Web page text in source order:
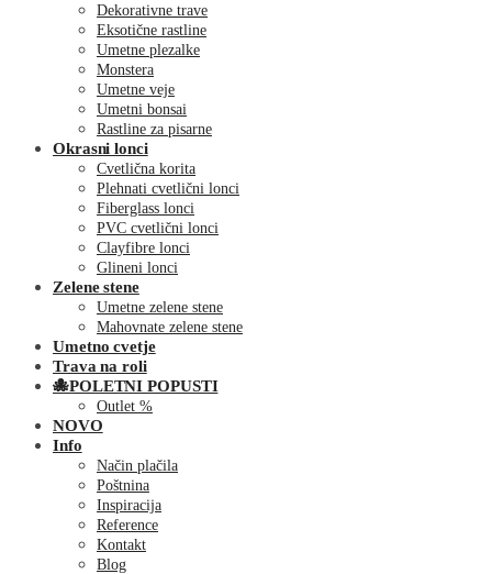
Dekorativne trave
Eksotične rastline
Umetne plezalke
Monstera
Umetne veje
Umetni bonsai
Rastline za pisarne
Okrasni lonci
Cvetlična korita
Plehnati cvetlični lonci
Fiberglass lonci
PVC cvetlični lonci
Clayfibre lonci
Glineni lonci
Zelene stene
Umetne zelene stene
Mahovnate zelene stene
Umetno cvetje
Trava na roli
🐙POLETNI POPUSTI
Outlet %
NOVO
Info
Način plačila
Poštnina
Inspiracija
Reference
Kontakt
Blog